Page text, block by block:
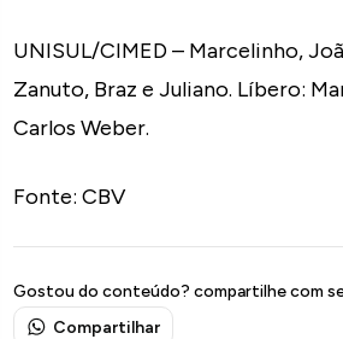
UNISUL/CIMED – Marcelinho,
Zanuto, Braz e Juliano. Líbero:
Carlos Weber.
Fonte: CBV
Gostou do conteúdo? compartilhe com
Compartilhar